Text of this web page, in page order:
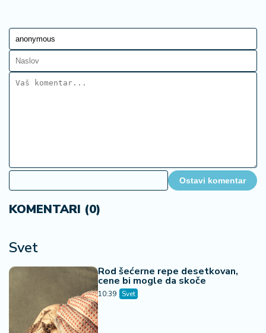
Ostavi komentar
KOMENTARI (0)
Svet
Rod šećerne repe desetkovan,
cene bi mogle da skoče
10:39 Svet